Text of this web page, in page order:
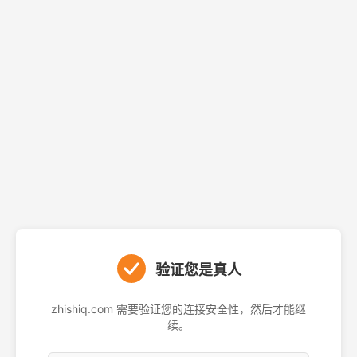
验证您是真人
zhishiq.com 需要验证您的连接安全性，然后才能继
续。